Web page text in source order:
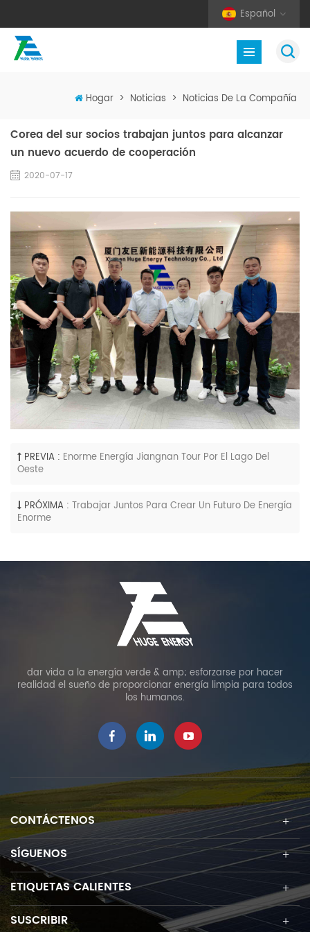
Español
Hogar > Noticias > Noticias De La Compañía
Corea del sur socios trabajan juntos para alcanzar
un nuevo acuerdo de cooperación
2020-07-17
PREVIA : Enorme Energía Jiangnan Tour Por El Lago Del
Oeste
PRÓXIMA : Trabajar Juntos Para Crear Un Futuro De Energía
Enorme
dar vida a la energía verde & amp; esforzarse por hacer
realidad el sueño de proporcionar energía limpia para todos
los humanos.
CONTÁCTENOS
SÍGUENOS
ETIQUETAS CALIENTES
SUSCRIBIR